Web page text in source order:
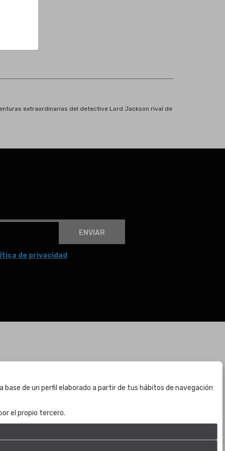
extraordinarias del detective Lord Jackson rival de
ENVIAR
de privacidad
CALLE 70 # 10a - 59 BOGOTÁ, CO
(+57) 301 271 1444
info@bogotaauctions.com
de un perfil elaborado a partir de tus hábitos de navegación
el propio tercero.